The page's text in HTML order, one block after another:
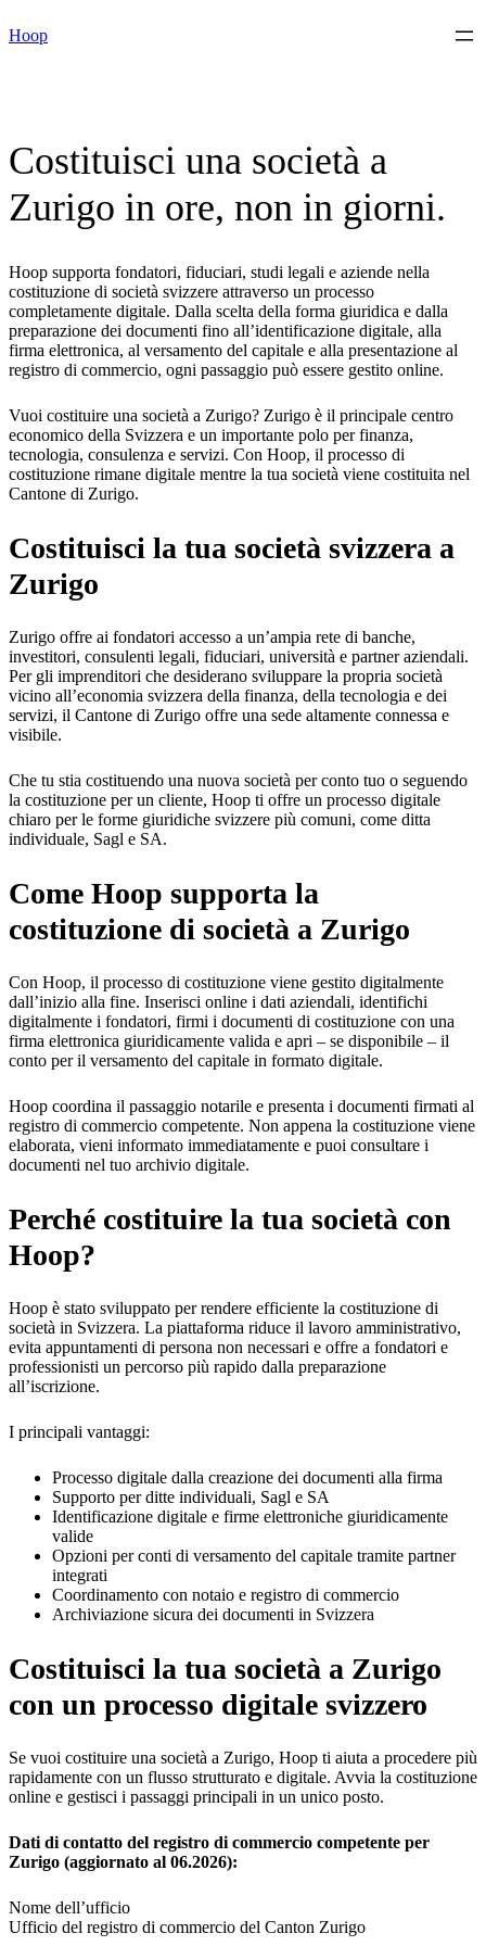
al
Hoop
Costituisci una società a
Zurigo in ore, non in giorni.
Hoop supporta fondatori, fiduciari, studi legali e aziende nella
costituzione di società svizzere attraverso un processo
completamente digitale. Dalla scelta della forma giuridica e dalla
preparazione dei documenti fino all’identificazione digitale, alla
firma elettronica, al versamento del capitale e alla presentazione al
registro di commercio, ogni passaggio può essere gestito online.
Vuoi costituire una società a Zurigo? Zurigo è il principale centro
economico della Svizzera e un importante polo per finanza,
tecnologia, consulenza e servizi. Con Hoop, il processo di
costituzione rimane digitale mentre la tua società viene costituita nel
Cantone di Zurigo.
Costituisci la tua società svizzera a
Zurigo
Zurigo offre ai fondatori accesso a un’ampia rete di banche,
investitori, consulenti legali, fiduciari, università e partner aziendali.
Per gli imprenditori che desiderano sviluppare la propria società
vicino all’economia svizzera della finanza, della tecnologia e dei
servizi, il Cantone di Zurigo offre una sede altamente connessa e
visibile.
Che tu stia costituendo una nuova società per conto tuo o seguendo
la costituzione per un cliente, Hoop ti offre un processo digitale
chiaro per le forme giuridiche svizzere più comuni, come ditta
individuale, Sagl e SA.
Come Hoop supporta la
costituzione di società a Zurigo
Con Hoop, il processo di costituzione viene gestito digitalmente
dall’inizio alla fine. Inserisci online i dati aziendali, identifichi
digitalmente i fondatori, firmi i documenti di costituzione con una
firma elettronica giuridicamente valida e apri – se disponibile – il
conto per il versamento del capitale in formato digitale.
Hoop coordina il passaggio notarile e presenta i documenti firmati al
registro di commercio competente. Non appena la costituzione viene
elaborata, vieni informato immediatamente e puoi consultare i
documenti nel tuo archivio digitale.
Perché costituire la tua società con
Hoop?
Hoop è stato sviluppato per rendere efficiente la costituzione di
società in Svizzera. La piattaforma riduce il lavoro amministrativo,
evita appuntamenti di persona non necessari e offre a fondatori e
professionisti un percorso più rapido dalla preparazione
all’iscrizione.
I principali vantaggi:
Processo digitale dalla creazione dei documenti alla firma
Supporto per ditte individuali, Sagl e SA
Identificazione digitale e firme elettroniche giuridicamente
valide
Opzioni per conti di versamento del capitale tramite partner
integrati
Coordinamento con notaio e registro di commercio
Archiviazione sicura dei documenti in Svizzera
Costituisci la tua società a Zurigo
con un processo digitale svizzero
Se vuoi costituire una società a Zurigo, Hoop ti aiuta a procedere più
rapidamente con un flusso strutturato e digitale. Avvia la costituzione
online e gestisci i passaggi principali in un unico posto.
Dati di contatto del registro di commercio competente per
Zurigo (aggiornato al 06.2026):
Nome dell’ufficio
Ufficio del registro di commercio del Canton Zurigo